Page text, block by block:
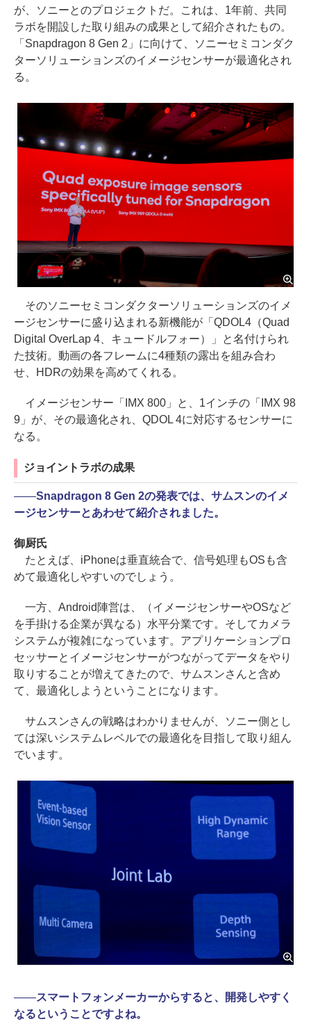
が、ソニーとのプロジェクトだ。これは、1年前、共同
ラボを開設した取り組みの成果として紹介されたもの。
「Snapdragon 8 Gen 2」に向けて、ソニーセミコンダク
ターソリューションズのイメージセンサーが最適化され
る。
そのソニーセミコンダクターソリューションズのイメ
ージセンサーに盛り込まれる新機能が「QDOL4（Quad
Digital OverLap 4、キュードルフォー）」と名付けられ
た技術。動画の各フレームに4種類の露出を組み合わ
せ、HDRの効果を高めてくれる。
イメージセンサー「IMX 800」と、1インチの「IMX 98
9」が、その最適化され、QDOL 4に対応するセンサーに
なる。
ジョイントラボの成果
――Snapdragon 8 Gen 2の発表では、サムスンのイメ
ージセンサーとあわせて紹介されました。
御厨氏
たとえば、iPhoneは垂直統合で、信号処理もOSも含
めて最適化しやすいのでしょう。
一方、Android陣営は、（イメージセンサーやOSなど
を手掛ける企業が異なる）水平分業です。そしてカメラ
システムが複雑になっています。アプリケーションプロ
セッサーとイメージセンサーがつながってデータをやり
取りすることが増えてきたので、サムスンさんと含め
て、最適化しようということになります。
サムスンさんの戦略はわかりませんが、ソニー側とし
ては深いシステムレベルでの最適化を目指して取り組ん
でいます。
――スマートフォンメーカーからすると、開発しやすく
なるということですよね。